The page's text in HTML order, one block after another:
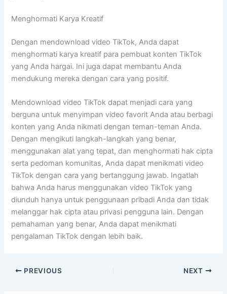
Menghormati Karya Kreatif
Dengan mendownload video TikTok, Anda dapat
menghormati karya kreatif para pembuat konten TikTok
yang Anda hargai. Ini juga dapat membantu Anda
mendukung mereka dengan cara yang positif.
Mendownload video TikTok dapat menjadi cara yang
berguna untuk menyimpan video favorit Anda atau berbagi
konten yang Anda nikmati dengan teman-teman Anda.
Dengan mengikuti langkah-langkah yang benar,
menggunakan alat yang tepat, dan menghormati hak cipta
serta pedoman komunitas, Anda dapat menikmati video
TikTok dengan cara yang bertanggung jawab. Ingatlah
bahwa Anda harus menggunakan video TikTok yang
diunduh hanya untuk penggunaan pribadi Anda dan tidak
melanggar hak cipta atau privasi pengguna lain. Dengan
pemahaman yang benar, Anda dapat menikmati
pengalaman TikTok dengan lebih baik.
PREVIOUS NEXT